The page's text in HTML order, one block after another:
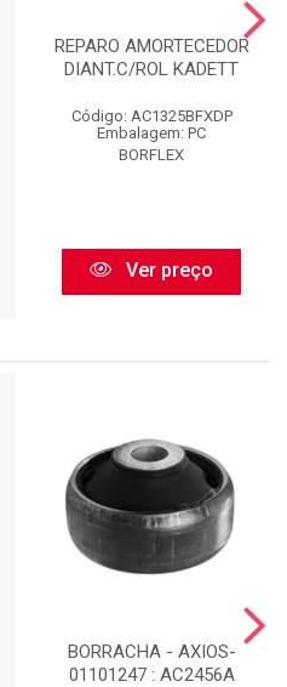
REPARO AMORTECEDOR
DIANT.C/ROL KADETT
Código: AC1325BFXDP
Embalagem: PC
BORFLEX
Ver preço
BORRACHA - AXIOS-
01101247 : AC2456A